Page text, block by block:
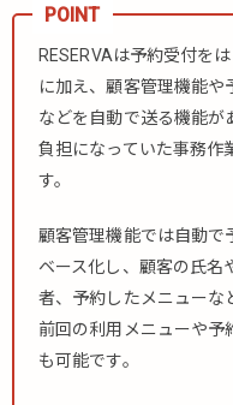
RESERVAは予約受付を
に加え、顧客管理機能
などを自動で送る機能が
負担になっていた事務作
す。
顧客管理機能では自動で
ベース化し、顧客の氏名
者、予約したメニューな
前回の利用メニューや予
も可能です。